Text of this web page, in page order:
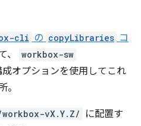
cli の copyLibraries コ
、 workbox-sw
成オプションを使用してこれ
。
vX.Y.Z/
に配置す